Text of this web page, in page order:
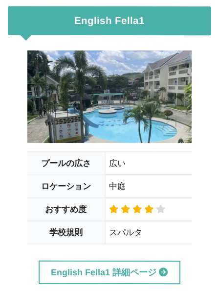
English Fella1
プールの広さ 広い
ロケーション 中庭
おすすめ度
学校規則 スパルタ
English Fella1 詳細ページ